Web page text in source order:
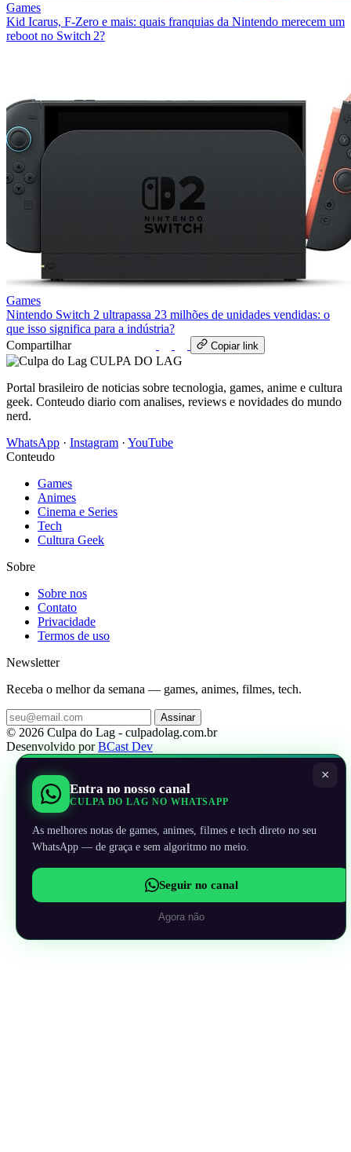
Games
Kid Icarus, F‑Zero e mais: quais franquias da Nintendo merecem um
reboot no Switch 2?
Games
Nintendo Switch 2 ultrapassa 23 milhões de unidades vendidas: o
que isso significa para a indústria?
Compartilhar
Copiar link
CULPA DO LAG
Portal brasileiro de noticias sobre tecnologia, games, anime e cultura
geek. Conteudo diario com analises, reviews e novidades do mundo
nerd.
WhatsApp · Instagram · YouTube
Conteudo
Games
Animes
Cinema e Series
Tech
Cultura Geek
Sobre
Sobre nos
Contato
Privacidade
Termos de uso
Newsletter
Receba o melhor da semana — games, animes, filmes, tech.
Assinar
© 2026 Culpa do Lag - culpadolag.com.br
Desenvolvido porBCast Dev
×
Entra no nosso canal
CULPA DO LAG NO WHATSAPP
As melhores notas de games, animes, filmes e tech direto no seu
WhatsApp — de graça e sem algoritmo no meio.
Seguir no canal
Agora não